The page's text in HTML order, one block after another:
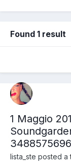
Found 1 result
1 Maggio
lista_ste posted a